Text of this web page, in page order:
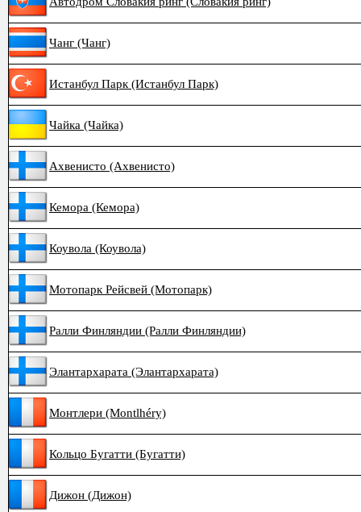
Чанг (Чанг)
Истанбул Парк (Истанбул Парк)
Чайка (Чайка)
Ахвенисто (Ахвенисто)
Кемора (Кемора)
Коувола (Коувола)
Мотопарк Рейсвей (Мотопарк)
Ралли Финляндии (Ралли Финляндии)
Элантархарата (Элантархарата)
Монтлери (Montlhéry)
Кольцо Бугатти (Бугатти)
Дижон (Дижон)